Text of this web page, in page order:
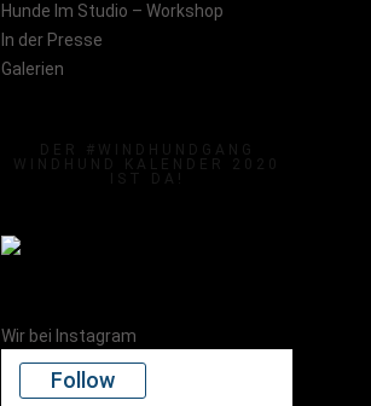
Hunde Im Studio – Workshop
In der Presse
Galerien
DER #WINDHUNDGANG
WINDHUND KALENDER 2020
IST DA!
Wir bei Instagram
Follow